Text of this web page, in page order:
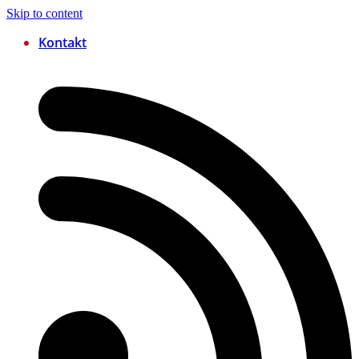
Skip to content
Kontakt